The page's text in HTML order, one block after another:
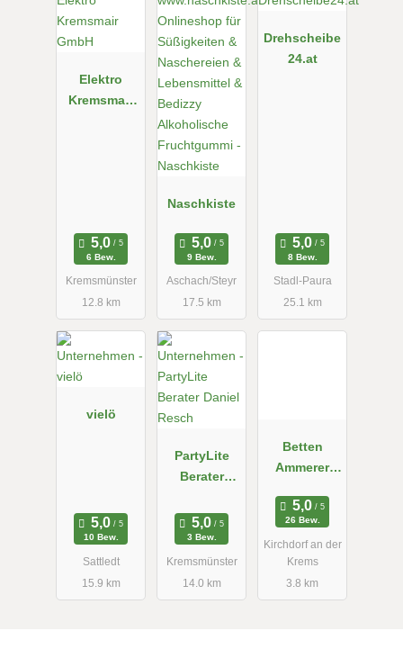
Elektro
Kremsmair
6 Bew.
Kremsmünster
12.8 km
Naschkiste
9 Bew.
Aschach/Steyr
17.5 km
Drehscheibe
24.at
8 Bew.
Stadl-Paura
25.1 km
vielö
10 Bew.
Sattledt
15.9 km
PartyLite
Berater
Resch
3 Bew.
Kremsmünster
14.0 km
Betten
Ammerer
26 Bew.
Kirchdorf an der
Krems
3.8 km